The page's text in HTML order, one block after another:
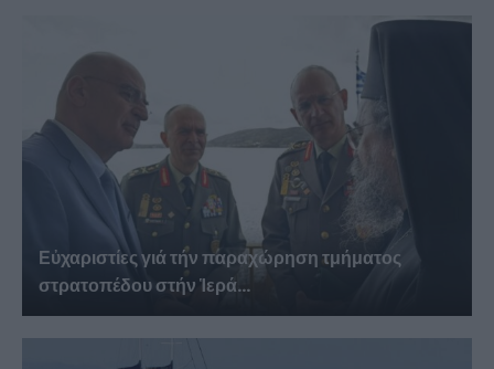
Εὐχαριστίες γιά τήν παραχώρηση τμήματος
στρατοπέδου στήν Ἱερά...